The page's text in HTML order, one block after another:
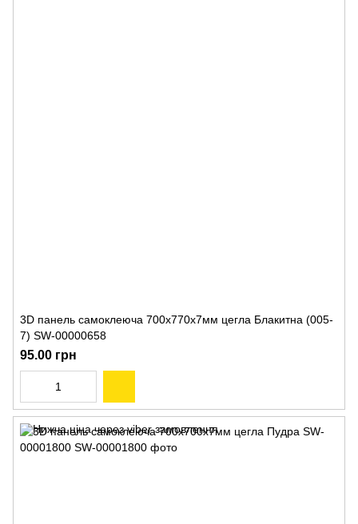
3D панель самоклеюча 700х770х7мм цегла Блакитна (005-
7) SW-00000658
95.00 грн